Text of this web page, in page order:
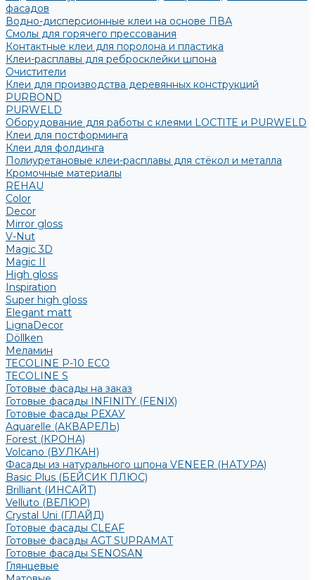
фасадов
Водно-дисперсионные клеи на основе ПВА
Смолы для горячего прессования
Контактные клеи для поролона и пластика
Клеи-расплавы для ребросклейки шпона
Очистители
Клеи для производства деревянных конструкций
PURBOND
PURWELD
Оборудование для работы с клеями LOCTITE и PURWELD
Клеи для постформинга
Клеи для фолдинга
Полиуретановые клеи-расплавы для стёкол и металла
Кромочные материалы
REHAU
Color
Decor
Mirror gloss
V-Nut
Magic 3D
Magic II
High gloss
Inspiration
Super high gloss
Elegant matt
LignaDecor
Döllken
Меламин
TECOLINE P-10 ECO
TECOLINE S
Готовые фасады на заказ
Готовые фасады INFINITY (FENIX)
Готовые фасады РЕХАУ
Aquarelle (АКВАРЕЛЬ)
Forest (КРОНА)
Volcano (ВУЛКАН)
Фасады из натурального шпона VENEER (НАТУРА)
Basic Plus (БЕЙСИК ПЛЮС)
Brilliant (ИНСАЙТ)
Velluto (ВЕЛЮР)
Crystal Uni (ГЛАЙД)
Готовые фасады CLEAF
Готовые фасады AGT SUPRAMAT
Готовые фасады SENOSAN
Глянцевые